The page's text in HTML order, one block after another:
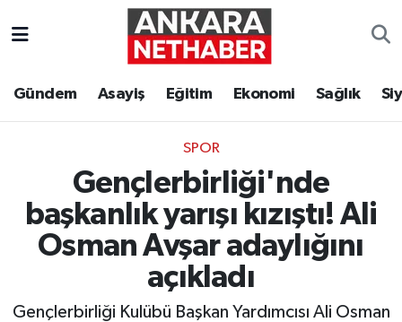
Gündem Asayiş Eğitim Ekonomi Sağlık
SPOR
Gençlerbirliği'nde
başkanlık yarışı kızıştı! Ali
Osman Avşar adaylığını
açıkladı
Gençlerbirliği Kulübü Başkan Yardımcısı Ali Osman
Ekonomi
Gündem
Kim Kimdir Nereli
Ankara Hava Durumu
Tüm Manşetler
Son Dakika Haberleri